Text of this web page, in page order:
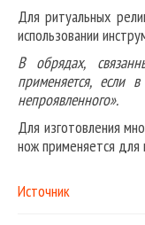
Для ритуальных
использовании
В обрядах,
применяется, если
непроявленного».
Для изготовления
нож применяется для
Источник